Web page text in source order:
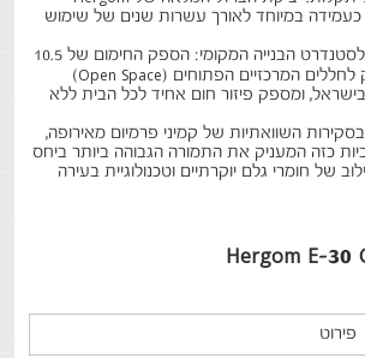
במיוחד לאורך עשרות שנים של שימוש
הבנייה המקומי: הספק החימום של 10.5
לחללים המרכזיים הפתוחים (Open Space
)
בישראל, ומספק פיזור חום אחיד לכל הבית ללא
בסקירות השוואתיות של קמיני פרמיום מאירופה,
כזה המעניק את התמורה הגבוהה ביותר ביחס
של חומרי גלם יוקרתיים וטכנולוגיית בעירה
Hergom E-30
פירוט